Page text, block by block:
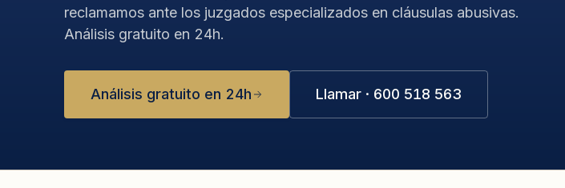
reclamamos ante los juzgados especializados en cláusulas abusivas.
Análisis gratuito en 24h.
Análisis gratuito en 24h Llamar · 600 518 563